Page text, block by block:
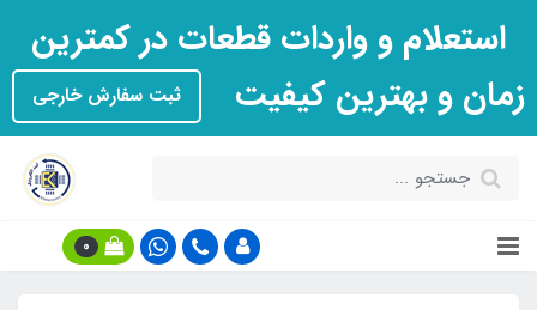
استعلام و واردات قطعات در کمترین
زمان و بهترین کیفیت
ثبت سفارش خارجی
0